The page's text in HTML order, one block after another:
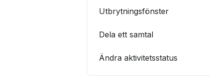
Utbrytningsfönster
Dela ett samtal
Ändra aktivitetsstatus